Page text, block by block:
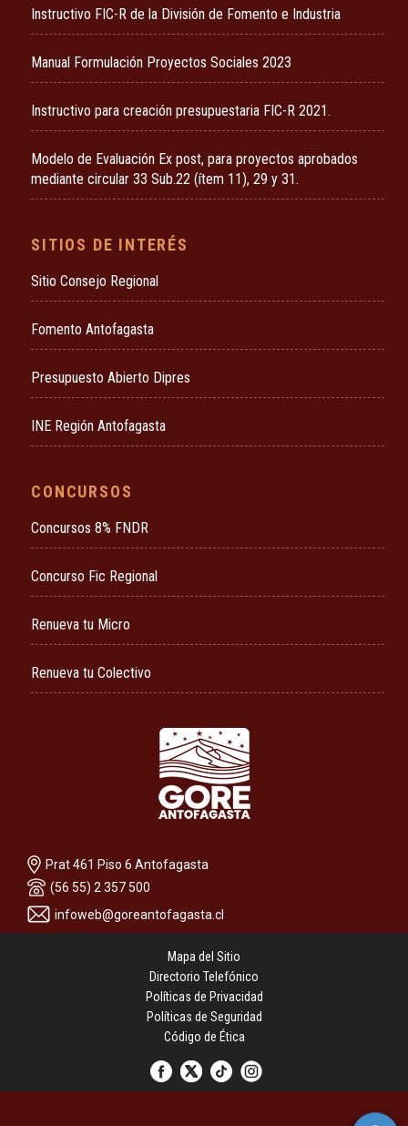
Instructivo FIC-R de la División de Fomento e Industria
Manual Formulación Proyectos Sociales 2023
Instructivo para creación presupuestaria FIC-R 2021.
Modelo de Evaluación Ex post, para proyectos aprobados
mediante circular 33 Sub.22 (ítem 11), 29 y 31.
SITIOS DE INTERÉS
Sitio Consejo Regional
Fomento Antofagasta
Presupuesto Abierto Dipres
INE Región Antofagasta
CONCURSOS
Concursos 8% FNDR
Concurso Fic Regional
Renueva tu Micro
Renueva tu Colectivo
Prat 461 Piso 6 Antofagasta
(56 55) 2 357 500
infoweb@goreantofagasta.cl
Mapa del Sitio
Directorio Telefónico
Políticas de Privacidad
Políticas de Seguridad
Código de Ética